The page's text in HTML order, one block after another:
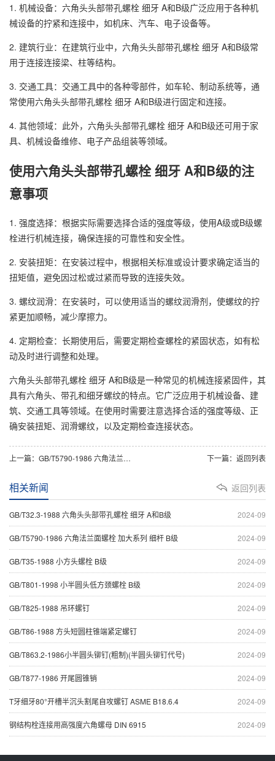
1. 机械设备：六角头头部带孔螺栓 细牙 A和B级广泛应用于各种机
械设备的拧紧和连接中，如机床、汽车、电子设备等。
2. 建筑行业：在建筑行业中，六角头头部带孔螺栓 细牙 A和B级常
用于连接连接梁、柱等结构。
3. 交通工具：交通工具中的各种零部件，如车轮、制动系统等，通
常使用六角头头部带孔螺栓 细牙 A和B级进行固定和连接。
4. 其他领域：此外，六角头头部带孔螺栓 细牙 A和B级还可用于家
具、机械设备维修、电子产品组装等领域。
使用六角头头部带孔螺栓 细牙 A和B级的注
意事项
1. 强度选择：根据实际需要选择合适的强度等级，使用A级或B级螺
栓进行机械连接，确保连接的可靠性和安全性。
2. 安装扭矩：在安装过程中，根据相关标准或设计要求确定适当的
扭矩值，避免因过松或过紧而导致的连接失效。
3. 螺纹润滑：在安装时，可以使用适当的螺纹润滑剂，使螺纹的拧
紧更加顺畅，减少摩擦力。
4. 定期检查：长期使用后，需要定期检查螺栓的紧固状态，如有松
动及时进行调整和处理。
六角头头部带孔螺栓 细牙 A和B级是一种常见的机械连接紧固件，其
具有六角头、带孔和细牙螺纹的特点。它广泛应用于机械设备、建
筑、交通工具等领域。在使用时需要注意选择合适的强度等级、正
确安装扭矩、润滑螺纹，以及定期检查连接状态。
上一篇： GB/T5790-1986 六角法兰面螺栓 加大系列 细杆 B级 下一篇： 返回列表
返回列表
相关新闻
2024-09
GB/T32.3-1988 六角头头部带孔螺栓 细牙 A和B级
2024-09
GB/T5790-1986 六角法兰面螺栓 加大系列 细杆 B级
2024-09
GB/T35-1988 小方头螺栓 B级
2024-09
GB/T801-1998 小半圆头低方颈螺栓 B级
2024-09
GB/T825-1988 吊环螺钉
2024-09
GB/T86-1988 方头短圆柱锥端紧定螺钉
2024-09
GB/T863.2-1986小半圆头铆钉(粗制)(半圆头铆钉代号)
2024-09
GB/T877-1986 开尾圆锥销
2024-09
T牙细牙80°开槽半沉头割尾自攻螺钉 ASME B18.6.4
2024-09
钢结构栓连接用高强度六角螺母 DIN 6915